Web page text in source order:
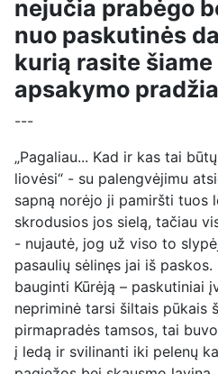
nejučia prabėgo
nuo paskutinės
kurią rasite šiame
apsakymo
---
„Pagaliau... Kad ir kas tai
liovėsi“ - su palengvėjimu
sapną norėjo ji pamiršti tuos
skrodusios jos sielą, tačiau
- nujautė, jog už viso to
pasaulių sėlinęs jai iš
bauginti Kūrėją – paskutiniai
nepriminė tarsi šiltais pūkais
pirmapradės tamsos, tai
į ledą ir svilinanti iki pelenų